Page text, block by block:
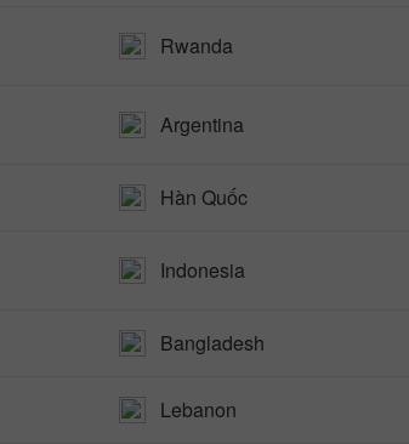
Rwanda
Argentina
Hàn Quốc
Indonesia
Bangladesh
Lebanon